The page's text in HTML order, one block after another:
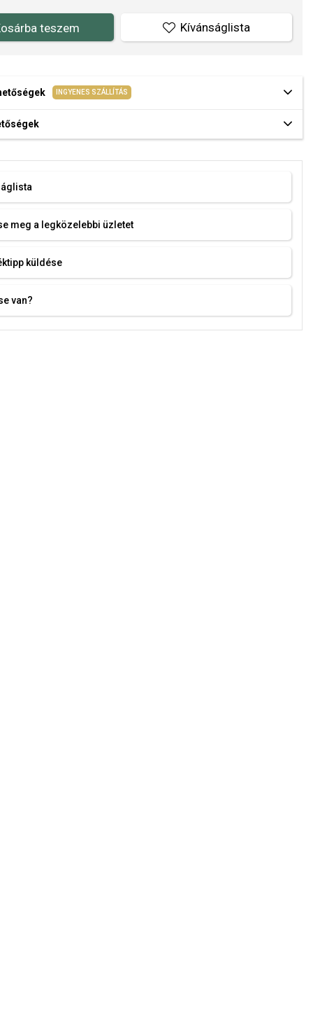
teszem Kívánságlista
INGYENES SZÁLLÍTÁS
meg a legközelebbi üzletet
küldése
van?